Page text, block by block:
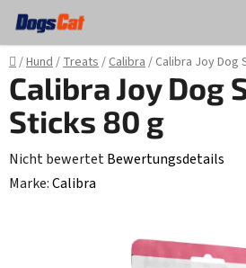
Zum
Inhalt
springen
Startseite
/Hund/Treats/Calibra/ Calibra Joy Dog
Calibra Joy Dog
Sticks 80 g
Die
durchschnittliche
Nicht bewertetBewertungsdetails
Marke:Calibra